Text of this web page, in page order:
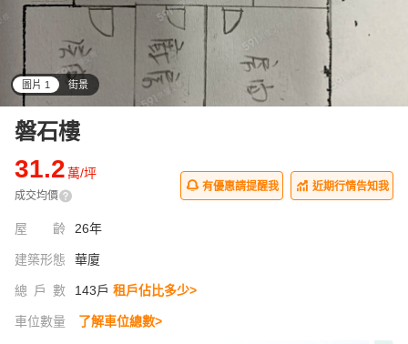
圖片 1 街景
磐石樓
31.2萬/坪
成交均價
有優惠請提醒我 近期行情告知我
屋齡 26年
建築形態 華廈
總戶數 143戶 租戶佔比多少>
車位數量 了解車位總數>